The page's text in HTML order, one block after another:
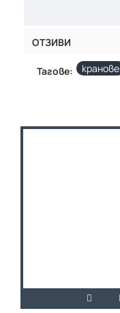
ОТЗИВИ
Тагове: кранове